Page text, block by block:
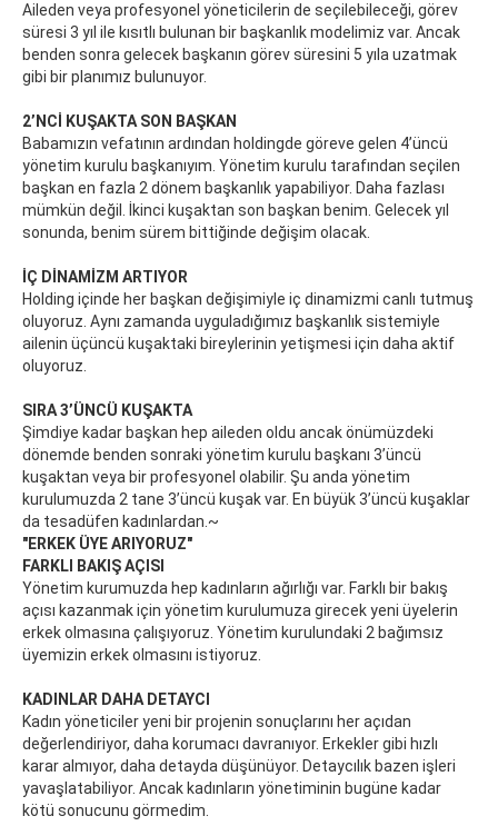
Aileden veya profesyonel yöneticilerin de seçilebileceği, görev
süresi 3 yıl ile kısıtlı bulunan bir başkanlık modelimiz var. Ancak
benden sonra gelecek başkanın görev süresini 5 yıla uzatmak
gibi bir planımız bulunuyor.
2’NCİ KUŞAKTA SON BAŞKAN
Babamızın vefatının ardından holdingde göreve gelen 4’üncü
yönetim kurulu başkanıyım. Yönetim kurulu tarafından seçilen
başkan en fazla 2 dönem başkanlık yapabiliyor. Daha fazlası
mümkün değil. İkinci kuşaktan son başkan benim. Gelecek yıl
sonunda, benim sürem bittiğinde değişim olacak.
İÇ DİNAMİZM ARTIYOR
Holding içinde her başkan değişimiyle iç dinamizmi canlı tutmuş
oluyoruz. Aynı zamanda uyguladığımız başkanlık sistemiyle
ailenin üçüncü kuşaktaki bireylerinin yetişmesi için daha aktif
oluyoruz.
SIRA 3’ÜNCÜ KUŞAKTA
Şimdiye kadar başkan hep aileden oldu ancak önümüzdeki
dönemde benden sonraki yönetim kurulu başkanı 3’üncü
kuşaktan veya bir profesyonel olabilir. Şu anda yönetim
kurulumuzda 2 tane 3’üncü kuşak var. En büyük 3’üncü kuşaklar
da tesadüfen kadınlardan.~
"ERKEK ÜYE ARIYORUZ"
FARKLI BAKIŞ AÇISI
Yönetim kurumuzda hep kadınların ağırlığı var. Farklı bir bakış
açısı kazanmak için yönetim kurulumuza girecek yeni üyelerin
erkek olmasına çalışıyoruz. Yönetim kurulundaki 2 bağımsız
üyemizin erkek olmasını istiyoruz.
KADINLAR DAHA DETAYCI
Kadın yöneticiler yeni bir projenin sonuçlarını her açıdan
değerlendiriyor, daha korumacı davranıyor. Erkekler gibi hızlı
karar almıyor, daha detayda düşünüyor. Detaycılık bazen işleri
yavaşlatabiliyor. Ancak kadınların yönetiminin bugüne kadar
kötü sonucunu görmedim.